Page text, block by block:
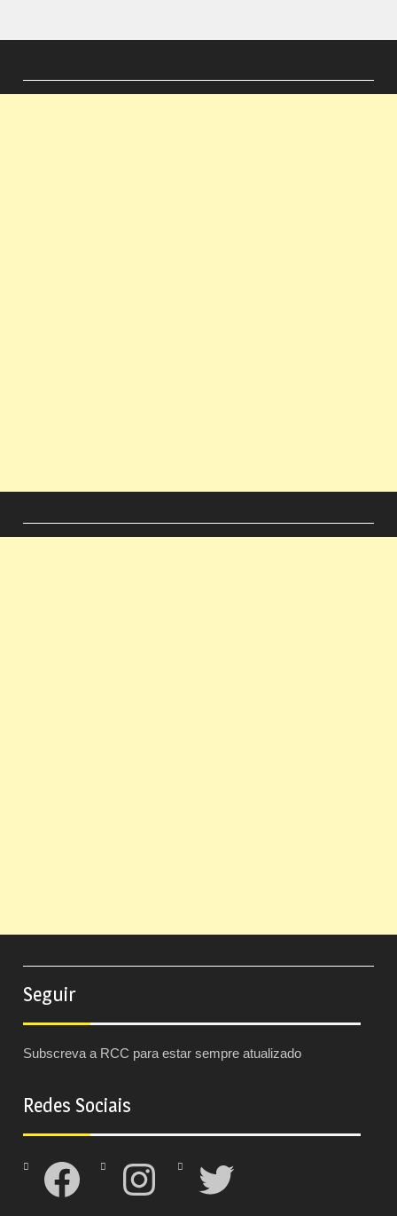
Seguir
Subscreva a RCC para estar sempre atualizado
Redes Sociais
Facebook Instagram Twitter